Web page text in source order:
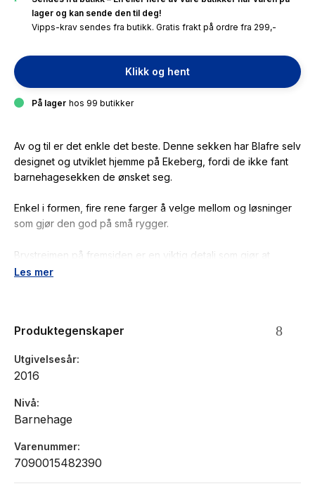
lager og kan sende den til deg!
Vipps-krav sendes fra butikk. Gratis frakt på ordre fra 299,-
Klikk og hent
På lager hos 99 butikker
Av og til er det enkle det beste. Denne sekken har Blafre selv
designet og utviklet hjemme på Ekeberg, fordi de ikke fant
barnehagesekken de ønsket seg.
Enkel i formen, fire rene farger å velge mellom og løsninger
som gjør den god på små rygger.
Brystreimen på fremsiden er en viktig detalj som gjør at
sekken sitter godt og tåler tumling.
Rommer ca 8,5 liter
Enkel å åpne og lukke med trykknapp
God på små rygger, med myke og solide skulderreimer
Lekre detaljer i ekte skinn
Akkurat passe stor, du får plass til matboks og flaske og litt
Les mer
Produktegenskaper
Utgivelsesår
2016
Nivå
Barnehage
Varenummer
7090015482390